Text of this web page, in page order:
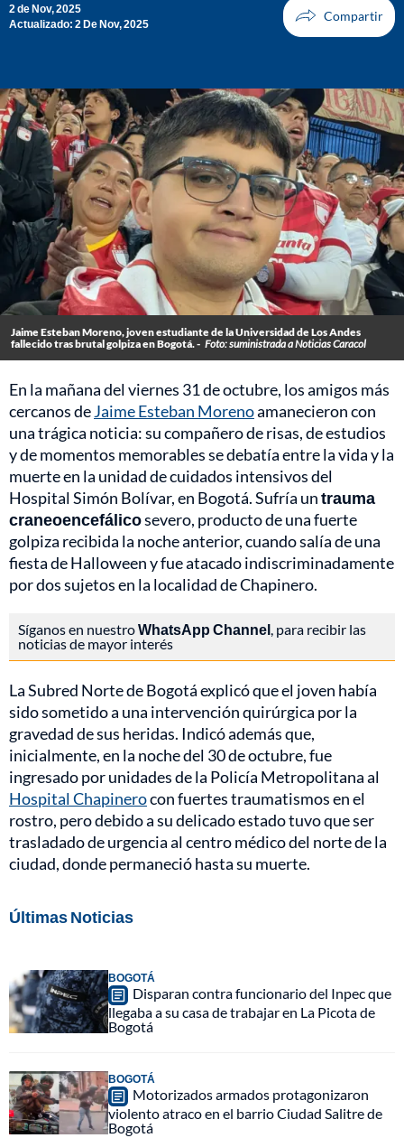
2 de Nov, 2025
Actualizado: 2 De Nov, 2025
Jaime Esteban Moreno, joven estudiante de la Universidad de Los Andes
fallecido tras brutal golpiza en Bogotá. - Foto: suministrada a Noticias Caracol
En la mañana del viernes 31 de octubre, los amigos más
cercanos deJaime Esteban Morenoamanecieron con
una trágica noticia: su compañero de risas, de estudios
y de momentos memorables se debatía entre la vida y la
muerte en la unidad de cuidados intensivos del
Hospital Simón Bolívar, en Bogotá. Sufría untrauma
craneoencefálicosevero, producto de una fuerte
golpiza recibida la noche anterior, cuando salía de una
fiesta de Halloween y fue atacado indiscriminadamente
por dos sujetos en la localidad de Chapinero.
Síganos en nuestroWhatsApp Channel, para recibir las
noticias de mayor interés
La Subred Norte de Bogotá explicó que el joven había
sido sometido a una intervención quirúrgica por la
gravedad de sus heridas. Indicó además que,
inicialmente, en la noche del 30 de octubre, fue
ingresado por unidades de la Policía Metropolitana al
Hospital Chapinerocon fuertes traumatismos en el
rostro, pero debido a su delicado estado tuvo que ser
trasladado de urgencia al centro médico del norte de la
ciudad, donde permaneció hasta su muerte.
Últimas Noticias
BOGOTÁ
Disparan contra funcionario del Inpec que
llegaba a su casa de trabajar en La Picota de
Bogotá
BOGOTÁ
Motorizados armados protagonizaron
violento atraco en el barrio Ciudad Salitre de
Bogotá